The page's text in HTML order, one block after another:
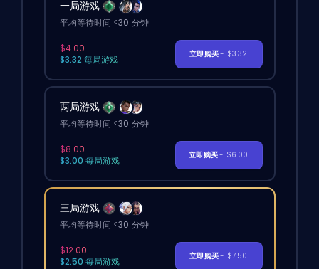
一局游戏
平均等待时间 <30 分钟
$4.00
$3.32 每局游戏
立即购买- $3.32
两局游戏
平均等待时间 <30 分钟
$8.00
$3.00 每局游戏
立即购买- $6.00
三局游戏
平均等待时间 <30 分钟
$12.00
$2.50 每局游戏
立即购买- $7.50